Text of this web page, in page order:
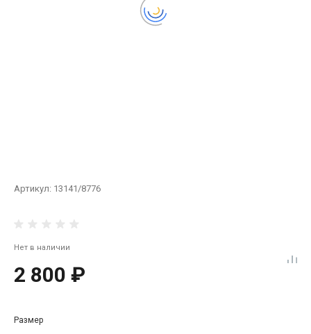
Артикул: 13141/8776
Нет в наличии
2 800 ₽
Размер